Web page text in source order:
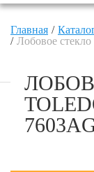
Главная
Лобовое